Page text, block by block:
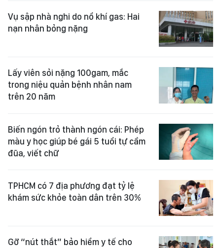
Vụ sập nhà nghi do nổ khí gas: Hai
nạn nhân bỏng nặng
Lấy viên sỏi nặng 100gam, mắc
trong niệu quản bệnh nhân nam
trên 20 năm
Biến ngón trỏ thành ngón cái: Phép
màu y học giúp bé gái 5 tuổi tự cầm
đũa, viết chữ
TPHCM có 7 địa phương đạt tỷ lệ
khám sức khỏe toàn dân trên 30%
Gỡ “nút thắt” bảo hiểm y tế cho